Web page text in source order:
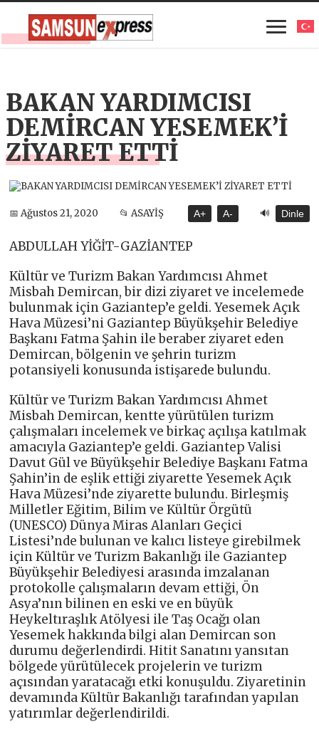
BAKAN YARDIMCISI
DEMİRCAN YESEMEK’İ
ZİYARET ETTİ
📅 Ağustos 21, 2020 📂 ASAYİŞ A+ A- 🔊 Dinle
ABDULLAH YİĞİT-GAZİANTEP
Kültür ve Turizm Bakan Yardımcısı Ahmet
Misbah Demircan, bir dizi ziyaret ve incelemede
bulunmak için Gaziantep’e geldi. Yesemek Açık
Hava Müzesi’ni Gaziantep Büyükşehir Belediye
Başkanı Fatma Şahin ile beraber ziyaret eden
Demircan, bölgenin ve şehrin turizm
potansiyeli konusunda istişarede bulundu.
Kültür ve Turizm Bakan Yardımcısı Ahmet
Misbah Demircan, kentte yürütülen turizm
çalışmaları incelemek ve birkaç açılışa katılmak
amacıyla Gaziantep’e geldi. Gaziantep Valisi
Davut Gül ve Büyükşehir Belediye Başkanı Fatma
Şahin’in de eşlik ettiği ziyarette Yesemek Açık
Hava Müzesi’nde ziyarette bulundu. Birleşmiş
Milletler Eğitim, Bilim ve Kültür Örgütü
(UNESCO) Dünya Miras Alanları Geçici
Listesi’nde bulunan ve kalıcı listeye girebilmek
için Kültür ve Turizm Bakanlığı ile Gaziantep
Büyükşehir Belediyesi arasında imzalanan
protokolle çalışmaların devam ettiği, Ön
Asya’nın bilinen en eski ve en büyük
Heykeltıraşlık Atölyesi ile Taş Ocağı olan
Yesemek hakkında bilgi alan Demircan son
durumu değerlendirdi. Hitit Sanatını yansıtan
bölgede yürütülecek projelerin ve turizm
açısından yaratacağı etki konuşuldu. Ziyaretinin
devamında Kültür Bakanlığı tarafından yapılan
yatırımlar değerlendirildi.